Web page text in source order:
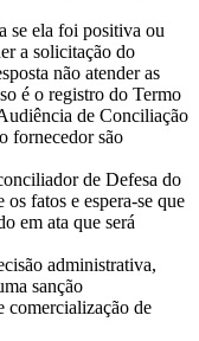
se ela foi positiva ou
a solicitação do
não atender as
é o registro do Termo
de Conciliação
fornecedor são
de Defesa do
fatos e espera-se que
em ata que será
administrativa,
sanção
comercialização de